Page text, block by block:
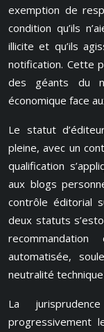
exemption de
condition qu’ils
illicite et qu’ils
notification. Cette
des géants du
économique face
Le statut
pleine, avec un
qualification
aux blogs
contrôle éditorial
deux statuts
automatisée,
neutralité
La
progressivement